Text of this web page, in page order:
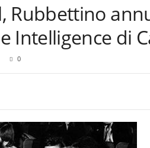
Rubbettino
Intelligence di
0